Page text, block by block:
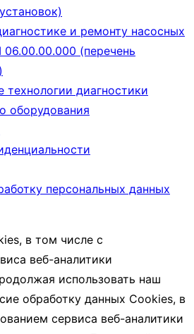
и ремонту насосных
(перечень
технологии диагностики
оборудования
персональных данных
в том числе с
веб-аналитики
использовать наш
обработку данных Cookies, в
сервиса веб-аналитики